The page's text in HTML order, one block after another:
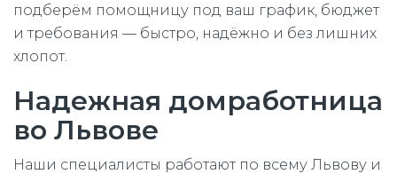
подберём помощницу под ваш график, бюджет
и требования — быстро, надёжно и без лишних
хлопот.
Надежная домработница
во Львове
Наши специалисты работают по всему Львову и